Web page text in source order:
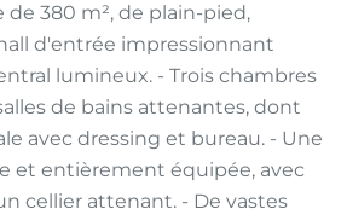
380 m², de plain-pied,
d'entrée impressionnant
lumineux. - Trois chambres
de bains attenantes, dont
avec dressing et bureau. - Une
et entièrement équipée, avec
cellier attenant. - De vastes